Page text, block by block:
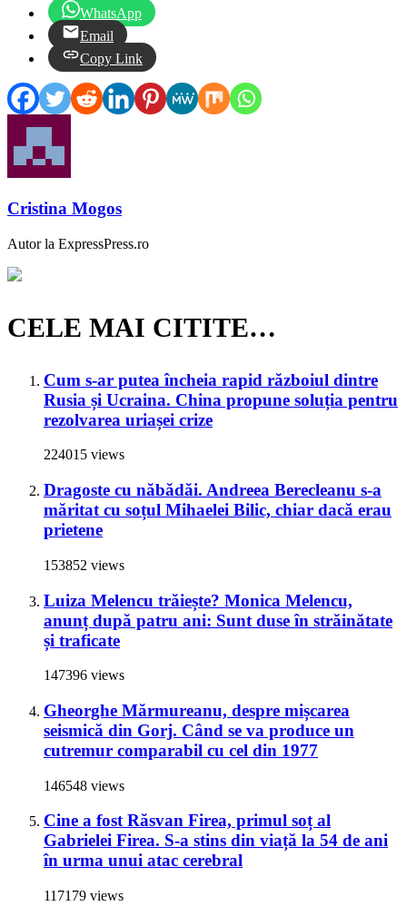
WhatsApp
Email
Copy Link
Cristina Mogos
Autor la ExpressPress.ro
CELE MAI CITITE…
Cum s-ar putea încheia rapid războiul dintre
Rusia și Ucraina. China propune soluția pentru
rezolvarea uriașei crize
224015 views
Dragoste cu năbădăi. Andreea Berecleanu s-a
măritat cu soțul Mihaelei Bilic, chiar dacă erau
prietene
153852 views
Luiza Melencu trăiește? Monica Melencu,
anunț după patru ani: Sunt duse în străinătate
și traficate
147396 views
Gheorghe Mărmureanu, despre mișcarea
seismică din Gorj. Când se va produce un
cutremur comparabil cu cel din 1977
146548 views
Cine a fost Răsvan Firea, primul soț al
Gabrielei Firea. S-a stins din viață la 54 de ani
în urma unui atac cerebral
117179 views